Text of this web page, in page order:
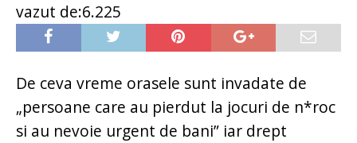
vazut de:6.225
De ceva vreme orasele sunt invadate de
„persoane care au pierdut la jocuri de n*roc
si au nevoie urgent de bani” iar drept